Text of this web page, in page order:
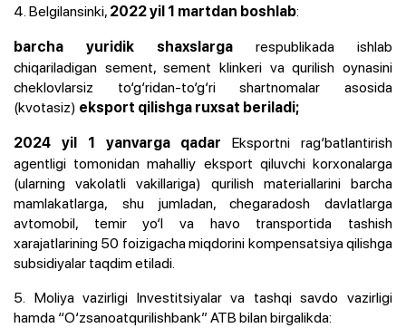
4. Belgilansinki, 2022 yil 1 martdan boshlab:
barcha yuridik shaxslarga respublikada ishlab
chiqariladigan sement, sement klinkeri va qurilish oynasini
cheklovlarsiz to‘g‘ridan-to‘g‘ri shartnomalar asosida
(kvotasiz) eksport qilishga ruxsat beriladi;
2024 yil 1 yanvarga qadar
Eksportni rag‘batlantirish
agentligi tomonidan mahalliy eksport qiluvchi korxonalarga
(ularning vakolatli vakillariga) qurilish materiallarini barcha
mamlakatlarga, shu jumladan, chegaradosh davlatlarga
avtomobil, temir yo‘l va havo transportida tashish
xarajatlarining 50 foizigacha miqdorini kompensatsiya qilishga
subsidiyalar taqdim etiladi.
5. Moliya vazirligi Investitsiyalar va tashqi savdo vazirligi
hamda “O‘zsanoatqurilishbank” ATB bilan birgalikda: